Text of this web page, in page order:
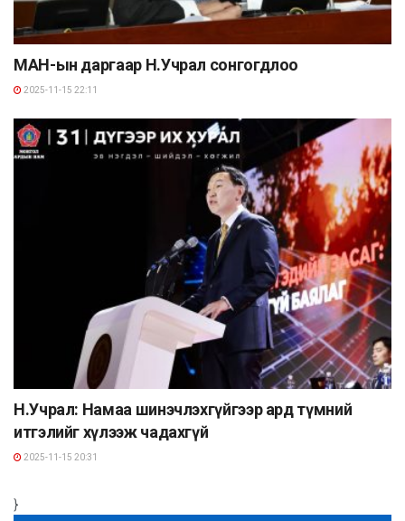
МАН-ын даргаар Н.Учрал сонгогдлоо
2025-11-15 22:11
Н.Учрал: Намаа шинэчлэхгүйгээр ард түмний
итгэлийг хүлээж чадахгүй
2025-11-15 20:31
}